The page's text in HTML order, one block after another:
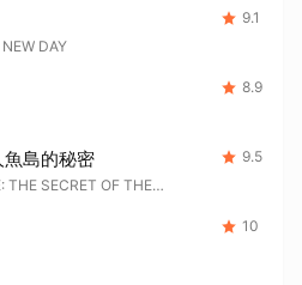
DAY
9.1
8.9
島的秘密
THE SECRET OF THE
9.5
10